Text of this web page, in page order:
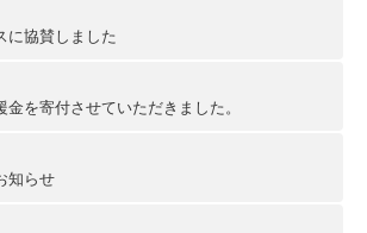
に協賛しました
を寄付させていただきました。
知らせ